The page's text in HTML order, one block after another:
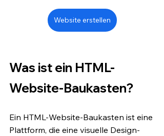
Website erstellen
Was ist ein HTML-
Website-Baukasten?
Ein HTML-Website-Baukasten ist eine
Plattform, die eine visuelle Design-